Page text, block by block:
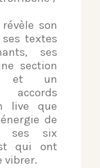
son
textes
ses
section
et un
live que
de
ses six
qui ont
vibrer.